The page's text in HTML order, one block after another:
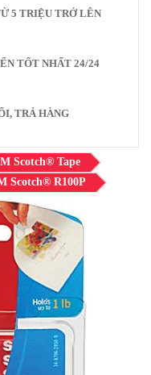
5 TRIỆU TRỞ LÊN
TỐT NHẤT 24/24
TRẢ HÀNG
Scotch® Tape
Scotch® R100P